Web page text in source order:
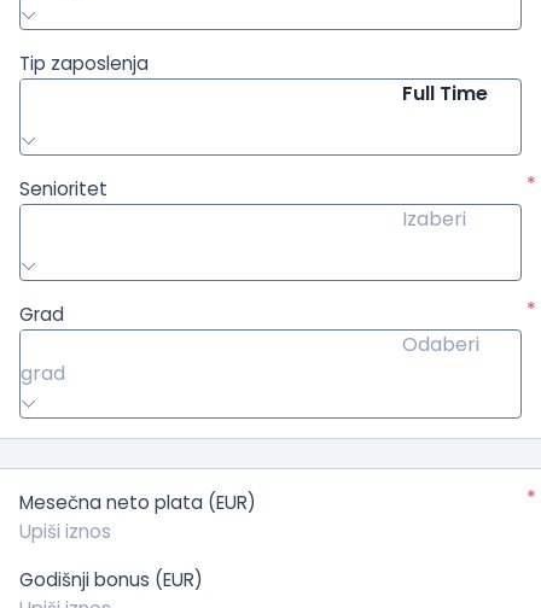
Tip zaposlenja
Full Time
Senioritet
*
Izaberi
Grad
*
Odaberi
grad
Mesečna neto plata (EUR) *
Godišnji bonus (EUR)